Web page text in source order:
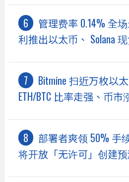
管理费率 0.14% 全
利推出以太币、 Solana 现
Bitmine 扫近万枚以太
ETH/BTC 比率走强、币市
部署者爽领 50% 手
将开放「无许可」创建